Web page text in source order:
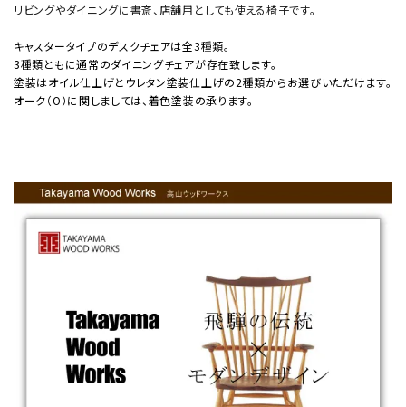
リビングやダイニングに書斎、店舗用としても使える椅子です。
キャスタータイプのデスクチェアは全3種類。
3種類ともに通常のダイニングチェアが存在致します。
塗装はオイル仕上げとウレタン塗装仕上げの2種類からお選びいただけます。
オーク（O）に関しましては、着色塗装の承ります。